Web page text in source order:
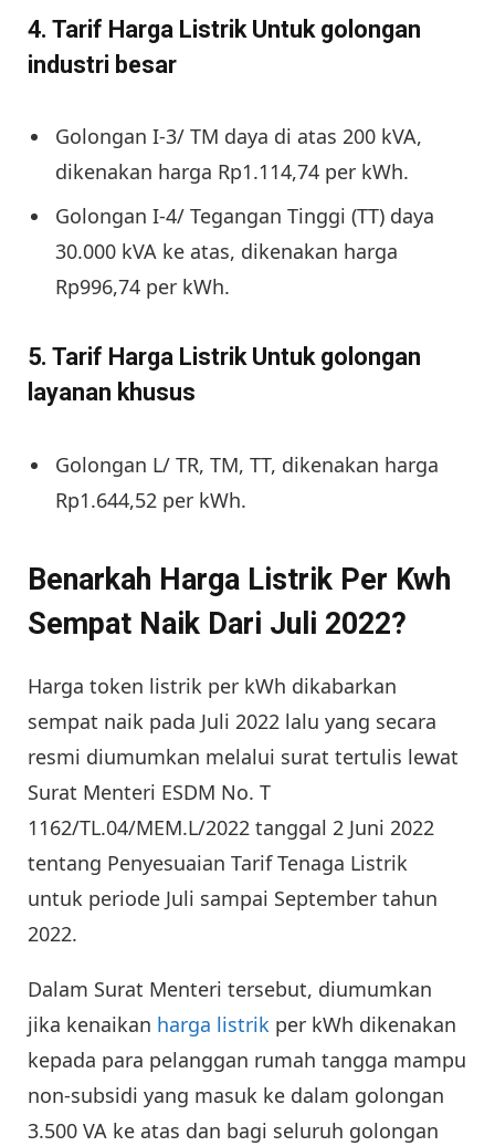
4. Tarif Harga Listrik Untuk golongan
industri besar
Golongan I-3/ TM daya di atas 200 kVA,
dikenakan harga Rp1.114,74 per kWh.
Golongan I-4/ Tegangan Tinggi (TT) daya
30.000 kVA ke atas, dikenakan harga
Rp996,74 per kWh.
5. Tarif Harga Listrik Untuk golongan
layanan khusus
Golongan L/ TR, TM, TT, dikenakan harga
Rp1.644,52 per kWh.
Benarkah Harga Listrik Per Kwh
Sempat Naik Dari Juli 2022?
Harga token listrik per kWh dikabarkan
sempat naik pada Juli 2022 lalu yang secara
resmi diumumkan melalui surat tertulis lewat
Surat Menteri ESDM No. T
1162/TL.04/MEM.L/2022 tanggal 2 Juni 2022
tentang Penyesuaian Tarif Tenaga Listrik
untuk periode Juli sampai September tahun
2022.
Dalam Surat Menteri tersebut, diumumkan
jika kenaikan harga listrik per kWh dikenakan
kepada para pelanggan rumah tangga mampu
non-subsidi yang masuk ke dalam golongan
3.500 VA ke atas dan bagi seluruh golongan